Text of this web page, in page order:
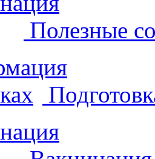
Полезные